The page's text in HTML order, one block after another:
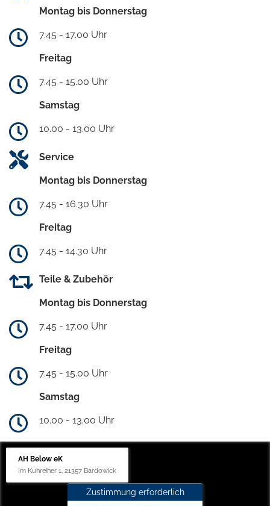
Montag bis Donnerstag
7.45 - 17.00 Uhr
Freitag
7.45 - 15.00 Uhr
Samstag
10.00 - 13.00 Uhr
Service
Montag bis Donnerstag
7.45 - 16.30 Uhr
Freitag
7.45 - 14.30 Uhr
Teile & Zubehör
Montag bis Donnerstag
7.45 - 17.00 Uhr
Freitag
7.45 - 15.00 Uhr
Samstag
10.00 - 13.00 Uhr
AH Below eK
Im Kuhreiher 1, 21357 Bardowick
Zustimmung erforderlich